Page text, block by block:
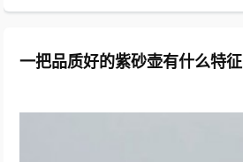
一把品质好的紫砂壶有什么特征